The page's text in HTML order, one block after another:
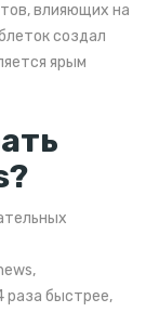
влияющих на
создал
ярым
раза быстрее,